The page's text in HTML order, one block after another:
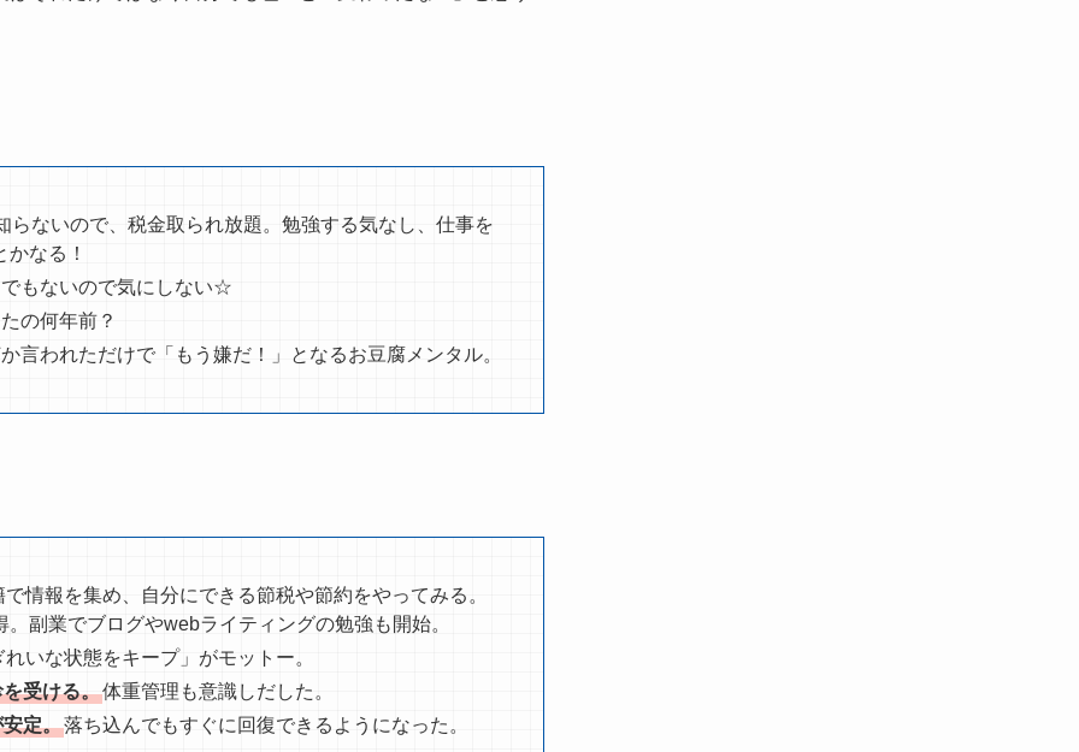
らないので、税金取られ放題。勉強する気なし、仕事を
なる！
もないので気にしない☆
の何年前？
言われただけで「もう嫌だ！」となるお豆腐メンタル。
情報を集め、自分にできる節税や節約をやってみる。
副業でブログやwebライティングの勉強も開始。
れいな状態をキープ」がモットー。
受ける。体重管理も意識しだした。
定。落ち込んでもすぐに回復できるようになった。